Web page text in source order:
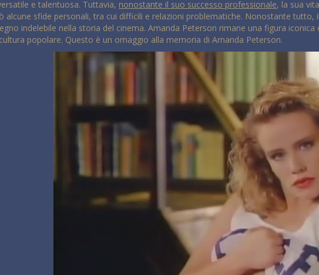
e talentuosa. Tuttavia, nonostante il suo successo professionale, la sua
alcune sfide personali, tra cui difficili e relazioni problematiche. Nonostante
indelebile nella storia del cinema. Amanda Peterson rimane una figura
popolare. Questo è un omaggio alla memoria di Amanda Peterson.